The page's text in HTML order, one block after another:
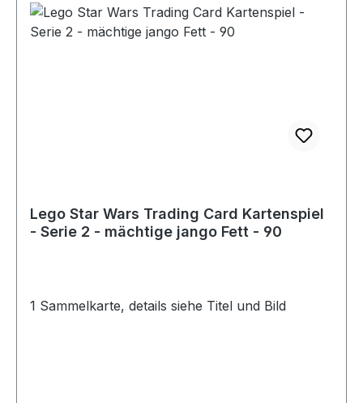
Lego Star Wars Trading Card Kartenspiel
- Serie 2 - mächtige jango Fett - 90
1 Sammelkarte, details siehe Titel und Bild